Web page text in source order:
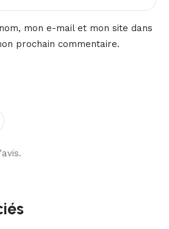
mon e-mail et mon site dans
prochain commentaire.